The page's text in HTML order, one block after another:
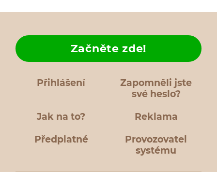
Přihlášení
Zapomněli jste
své heslo?
Jak na to?
Začněte zde!
Reklama
Předplatné
Provozovatel
systému